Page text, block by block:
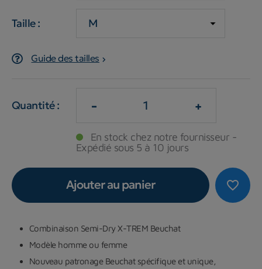
Taille :
Guide des tailles
Quantité : - +
En stock chez notre fournisseur -
Expédié sous 5 à 10 jours
favorite_border
Ajouter au panier
Combinaison Semi-Dry X-TREM Beuchat
Modèle homme ou femme
Nouveau patronage Beuchat spécifique et unique,